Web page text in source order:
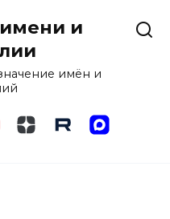
и
имён и